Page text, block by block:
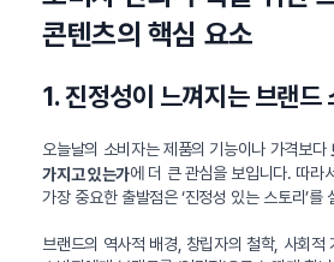
콘텐츠의 핵심 요소
1. 진정성이 느껴지는 브랜드
오늘날의 소비자는 제품의 기능이나 가격보다
가지고 있는가에 더 큰 관심을 보입니다. 따라
가장 중요한 출발점은 ‘진정성 있는 스토리’를
브랜드의 역사적 배경, 창립자의 철학, 사회적